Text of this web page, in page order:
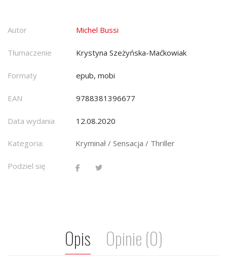
Autor Michel Bussi
Tłumaczenie Krystyna Szeżyńska-Maćkowiak
Formaty epub, mobi
EAN 9788381396677
Data wydania 12.08.2020
Kategoria: Kryminał / Sensacja / Thriller
Podziel się
Opis Opinie (0)